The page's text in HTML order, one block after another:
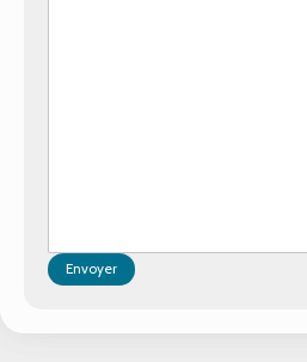
Envoyer